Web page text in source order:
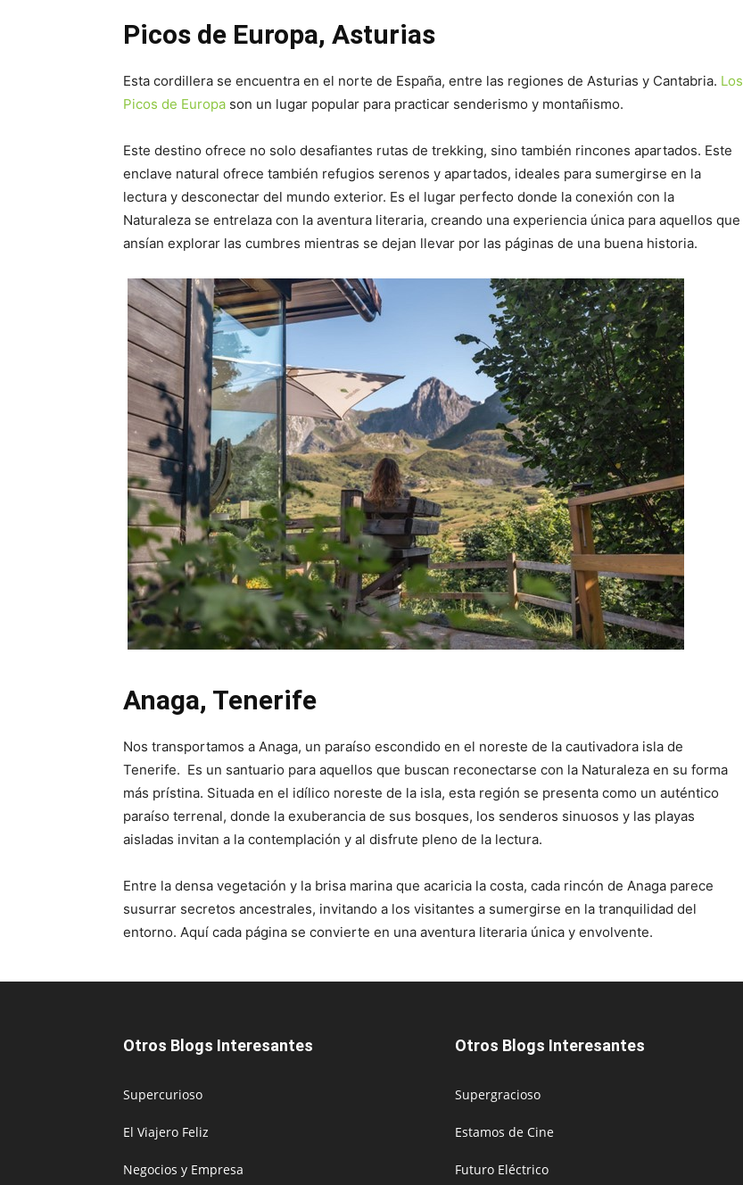
Picos de Europa, Asturias
Esta cordillera se encuentra en el norte de España, entre las regiones de Asturias y Cantabria. Los
Picos de Europa son un lugar popular para practicar senderismo y montañismo.
Este destino ofrece no solo desafiantes rutas de trekking, sino también rincones apartados. Este
enclave natural ofrece también refugios serenos y apartados, ideales para sumergirse en la
lectura y desconectar del mundo exterior. Es el lugar perfecto donde la conexión con la
Naturaleza se entrelaza con la aventura literaria, creando una experiencia única para aquellos que
ansían explorar las cumbres mientras se dejan llevar por las páginas de una buena historia.
Anaga, Tenerife
Nos transportamos a Anaga, un paraíso escondido en el noreste de la cautivadora isla de
Tenerife. Es un santuario para aquellos que buscan reconectarse con la Naturaleza en su forma
más prístina. Situada en el idílico noreste de la isla, esta región se presenta como un auténtico
paraíso terrenal, donde la exuberancia de sus bosques, los senderos sinuosos y las playas
aisladas invitan a la contemplación y al disfrute pleno de la lectura.
Entre la densa vegetación y la brisa marina que acaricia la costa, cada rincón de Anaga parece
susurrar secretos ancestrales, invitando a los visitantes a sumergirse en la tranquilidad del
entorno. Aquí cada página se convierte en una aventura literaria única y envolvente.
Otros Blogs Interesantes
Supercurioso
El Viajero Feliz
Negocios y Empresa
Otros Blogs Interesantes
Supergracioso
Estamos de Cine
Futuro Eléctrico